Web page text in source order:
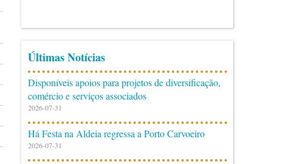
Últimas Notícias
Disponíveis apoios para projetos de diversificação,
comércio e serviços associados
2026-07-31
Há Festa na Aldeia regressa a Porto Carvoeiro
2026-07-31